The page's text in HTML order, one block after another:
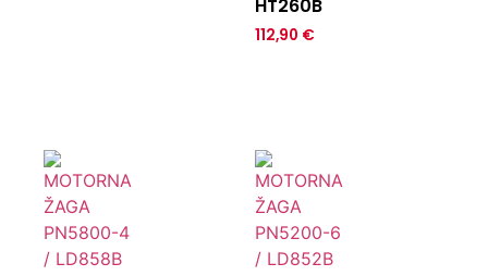
HT260B
112,90 €